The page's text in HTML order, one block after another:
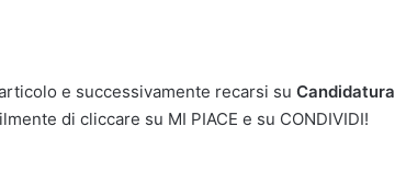
e successivamente recarsi su Candidatura
di cliccare su MI PIACE e su CONDIVIDI!